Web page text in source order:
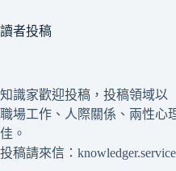
讀者投稿
知識家歡迎投稿，投稿領域以
職場工作、人際關係、兩性心
佳。
投稿請來信：